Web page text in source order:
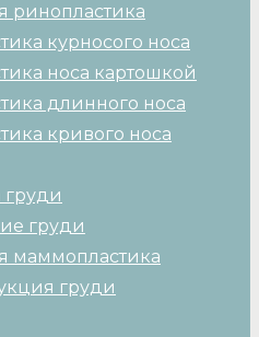
ринопластика
курносого носа
носа картошкой
длинного носа
кривого носа
груди
груди
маммопластика
груди